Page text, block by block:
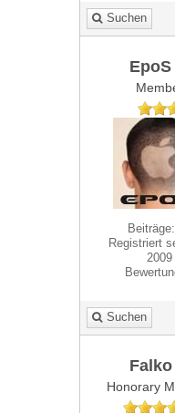
Suchen
EpoS
Registriert
2009
Suchen
Falko
Honorary